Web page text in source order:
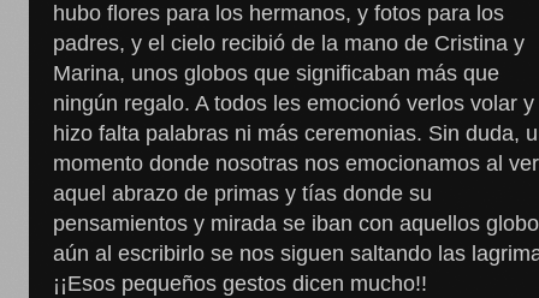
hubo flores para los hermanos, y fotos para los
padres, y el cielo recibió de la mano de Cristina y
Marina, unos globos que significaban más que
ningún regalo. A todos les emocionó verlos volar
hizo falta palabras ni más ceremonias. Sin duda,
momento donde nosotras nos emocionamos al ver
aquel abrazo de primas y tías donde su
pensamientos y mirada se iban con aquellos
aún al escribirlo se nos siguen saltando las
¡¡Esos pequeños gestos dicen mucho!!